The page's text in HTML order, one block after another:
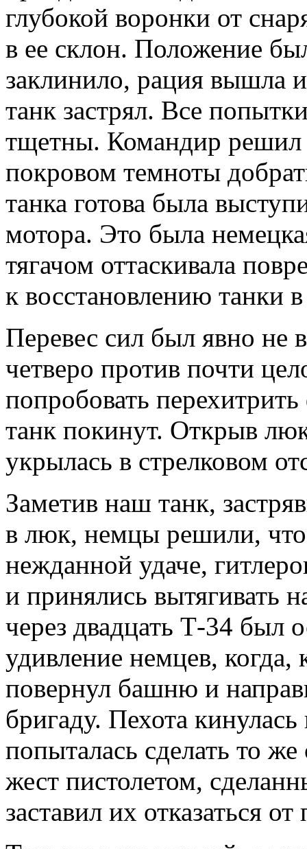
глубокой воронки от
в ее склон. Положение
заклинило, рация вышла
танк застрял. Все
тщетны. Командир решил
покровом темноты
танка готова была
мотора. Это была
тягачом оттаскивала
к восстановлению танки
Перевес сил был явно не
четверо против почти
попробовать
танк покинут. Открыв
укрылась в стрелковом
Заметив наш танк,
в люк, немцы решили,
нежданной удаче,
и принялись
через двадцать Т-34 был
удивление немцев,
повернул башню и
бригаду. Пехота
попыталась сделать то
жест пистолетом,
заставил их отказаться